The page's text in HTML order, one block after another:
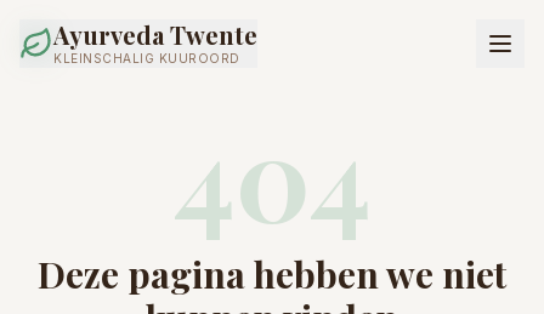
Ayurveda Twente
KLEINSCHALIG KUUROORD
404
Deze pagina hebben we niet